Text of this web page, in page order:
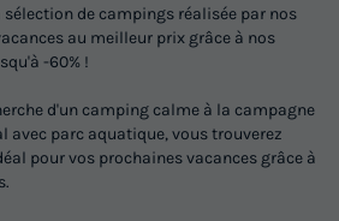
sélection de campings réalisée par nos
au meilleur prix grâce à nos
-60% !
d'un camping calme à la campagne
parc aquatique, vous trouverez
pour vos prochaines vacances grâce à